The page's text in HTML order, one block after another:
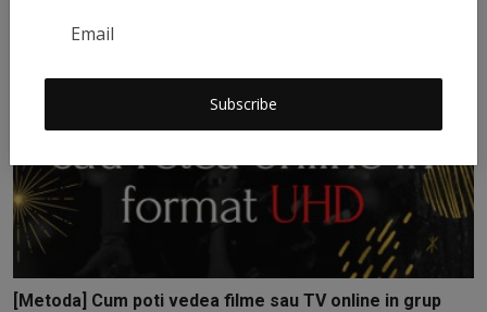
Subscribe
[Metoda] Cum poti vedea filme sau TV online in grup